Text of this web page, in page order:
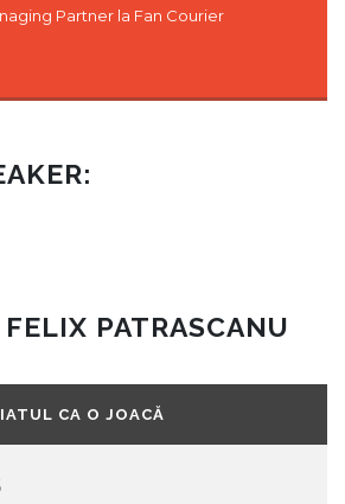
Partner la Fan Courier
PATRASCANU
CA O JOACĂ